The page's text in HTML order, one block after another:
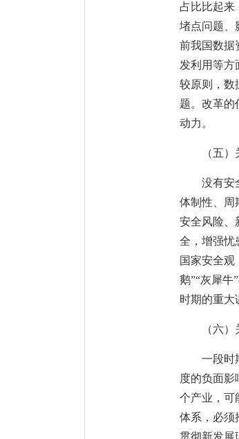
占比比起来
堵点问题、
前我国数据
发利用等方
较原则，数
题。改革的
动力。
（五
没有安
体制性、周
安全风险、
全，增强忧
国家安全观
鹅”“灰犀牛
时期的重大
（六
一段时
度的负面
个产业，可
体系，必须
贯彻新发展